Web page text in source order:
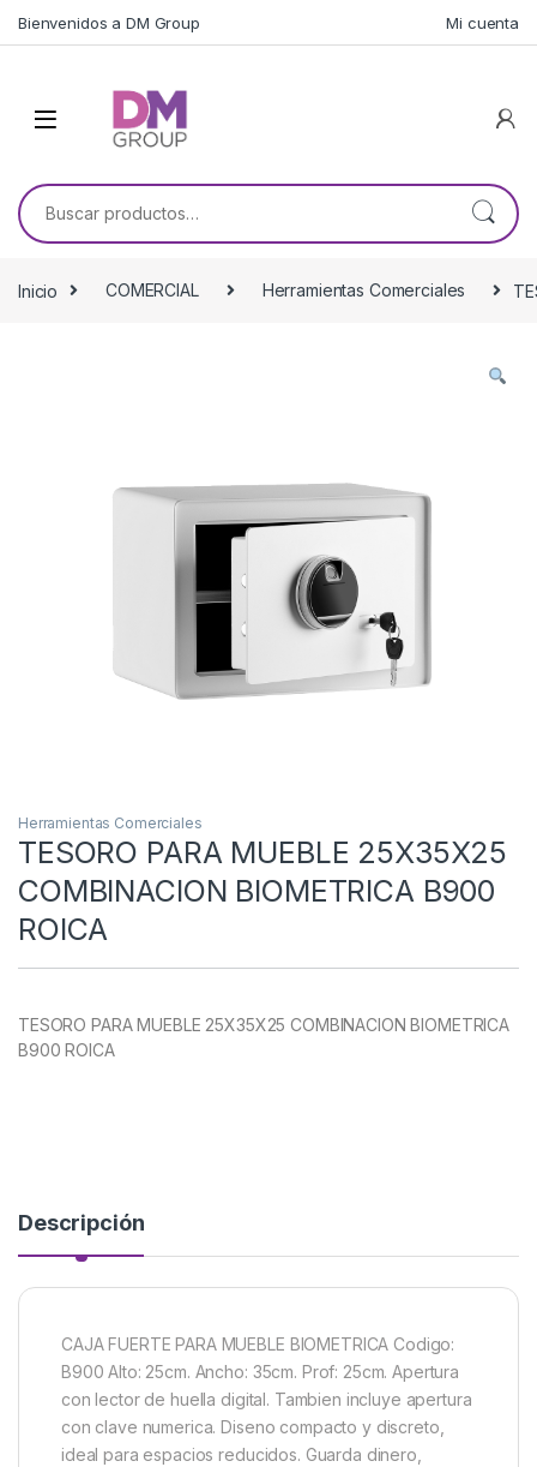
Bienvenidos a DM Group Mi cuenta
Buscar por:
Inicio COMERCIAL Herramientas Comerciales
Herramientas Comerciales
TESORO PARA MUEBLE 25X35X25
COMBINACION BIOMETRICA B900
ROICA
TESORO PARA MUEBLE 25X35X25 COMBINACION BIOMETRICA
B900 ROICA
Descripción
CAJA FUERTE PARA MUEBLE BIOMETRICA Codigo:
B900 Alto: 25cm. Ancho: 35cm. Prof: 25cm. Apertura
con lector de huella digital. Tambien incluye apertura
con clave numerica. Diseno compacto y discreto,
ideal para espacios reducidos. Guarda dinero,